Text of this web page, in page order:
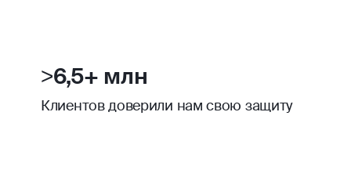
>6,5+ млн
Клиентов доверили нам свою защиту